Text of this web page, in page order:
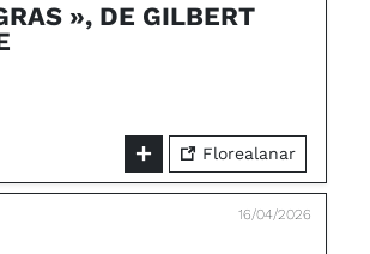
», DE GILBERT
Florealanar
16/04/2026